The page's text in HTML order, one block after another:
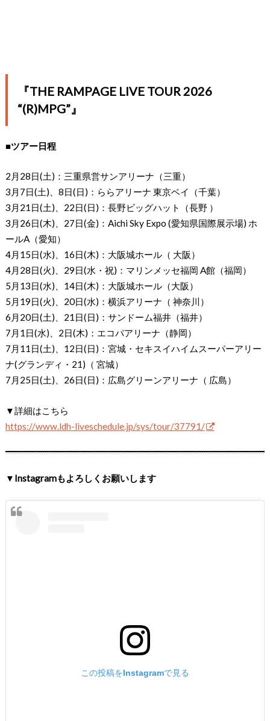
『THE RAMPAGE LIVE TOUR 2026
“(R)MPG”』
■ツアー日程
2月28日(土)：三重県営サンアリーナ（三重）
3月7日(土)、8日(日)：ららアリーナ 東京ベイ（千葉）
3月21日(土)、22日(日)：長野ビッグハット（長野 ）
3月26日(木)、27日(金)：Aichi Sky Expo (愛知県国際展示場) ホ
ールA（愛知）
4月15日(水)、16日(木)：大阪城ホール（ 大阪）
4月28日(火)、29日(水・祝)：マリンメッセ福岡 A館（福岡）
5月13日(水)、14日(木)：大阪城ホール（大阪）
5月19日(火)、20日(水)：横浜アリーナ（ 神奈川）
6月20日(土)、21日(日)：サンドーム福井（福井）
7月1日(水)、2日(木)：エコパアリーナ（静岡）
7月11日(土)、12日(日)：宮城・セキスイハイムスーパーアリー
ナ(グランディ・21)（ 宮城）
7月25日(土)、26日(日)：広島グリーンアリーナ（ 広島）
▼詳細はこちら
https://www.ldh-liveschedule.jp/sys/tour/37791/
▼Instagramもよろしくお願いします
この投稿をInstagramで見る